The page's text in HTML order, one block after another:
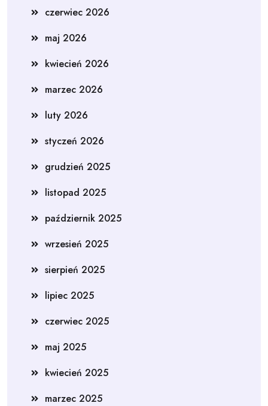
czerwiec 2026
maj 2026
kwiecień 2026
marzec 2026
luty 2026
styczeń 2026
grudzień 2025
listopad 2025
październik 2025
wrzesień 2025
sierpień 2025
lipiec 2025
czerwiec 2025
maj 2025
kwiecień 2025
marzec 2025